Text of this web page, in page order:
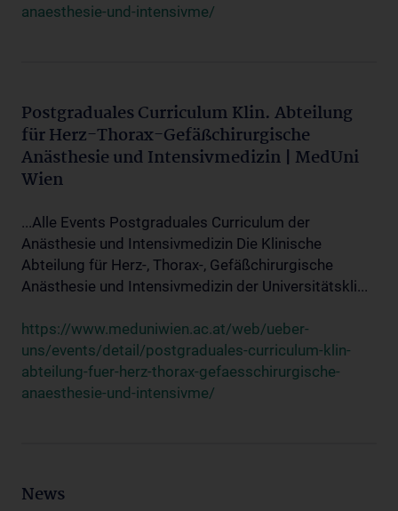
anaesthesie-und-intensivme/
Postgraduales Curriculum Klin. Abteilung
für Herz-Thorax-Gefäßchirurgische
Anästhesie und Intensivmedizin | MedUni
Wien
...Alle Events Postgraduales Curriculum der
Anästhesie und Intensivmedizin Die Klinische
Abteilung für Herz-, Thorax-, Gefäßchirurgische
Anästhesie und Intensivmedizin der Universitätskli...
https://www.meduniwien.ac.at/web/ueber-
uns/events/detail/postgraduales-curriculum-klin-
abteilung-fuer-herz-thorax-gefaesschirurgische-
anaesthesie-und-intensivme/
News